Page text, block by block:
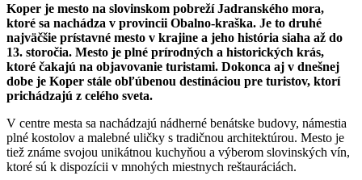
Koper je mesto na slovinskom pobreží Jadranského mora,
ktoré sa nachádza v provincii Obalno-kraška. Je to druhé
najväčšie prístavné mesto v krajine a jeho história siaha až do
13. storočia. Mesto je plné prírodných a historických krás,
ktoré čakajú na objavovanie turistami. Dokonca aj v dnešnej
dobe je Koper stále obľúbenou destináciou pre turistov, ktorí
prichádzajú z celého sveta.
V centre mesta sa nachádzajú nádherné benátske budovy, námestia
plné kostolov a malebné uličky s tradičnou architektúrou. Mesto je
tiež známe svojou unikátnou kuchyňou a výberom slovinských vín,
ktoré sú k dispozícii v mnohých miestnych reštauráciách.